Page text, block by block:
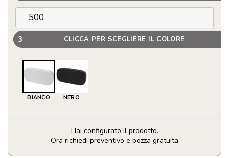
3 CLICCA PER SCEGLIERE IL COLORE
BIANCO NERO
Hai configurato il prodotto.
Ora richiedi preventivo e bozza gratuita